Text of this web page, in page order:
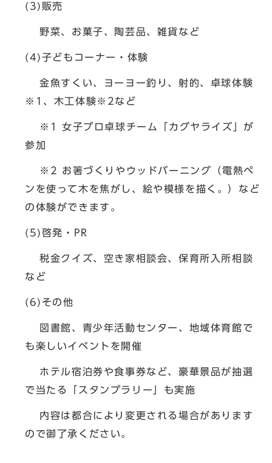
(3)販売
野菜、お菓子、陶芸品、雑貨など
(4)子どもコーナー・体験
金魚すくい、ヨーヨー釣り、射的、卓球体験
※1 、木工体験※2など
※1 女子プロ卓球チーム「カグヤライズ」が
参加
※2 お箸づくりやウッドバーニング（電熱ペ
ンを使って木を焦がし、絵や模様を描く。）など
の体験ができます。
(5)啓発・PR
税金クイズ、空き家相談会、保育所入所相談
など
(6)その他
図書館、青少年活動センター、地域体育館で
も楽しいイベントを開催
ホテル宿泊券や食事券など、豪華景品が抽選
で当たる「スタンプラリー」も実施
内容は都合により変更される場合があります
ので御了承ください。